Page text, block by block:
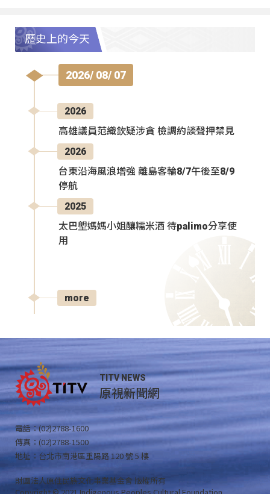
歷史上的今天
2026/ 08/ 07
2026
高雄議員范織欽疑涉貪 檢調約談聲押禁見
2026
台東沿海風浪增強 離島客輪8/7午後至8/9
停航
2025
太巴塱媽媽小姐釀糯米酒 待palimo分享使
用
more
TITV NEWS
原視新聞網
電話：(02)2788-1600
傳真：(02)2788-1500
地址：台北市南港區重陽路 120 號 5 樓
財團法人原住民族文化事業基金會 版權所有
Copyright © 2021 Indigenous Peoples Cultural Foundation